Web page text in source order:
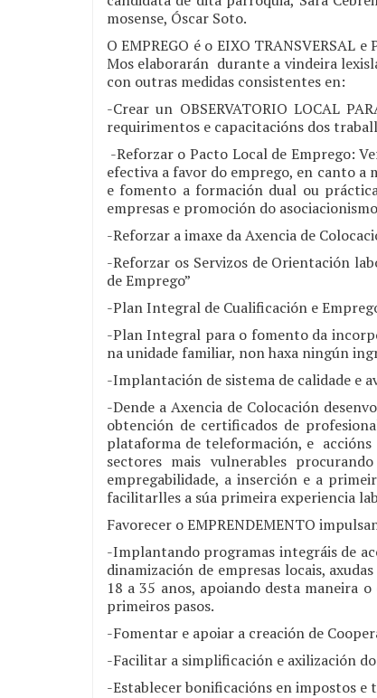
mosense, Óscar Soto.
O EMPREGO é o EIXO TRANSVERSAL
Mos elaborarán durante a vindeira
con outras medidas consistentes en:
-Crear un OBSERVATORIO LOCAL
requirimentos e capacitacións dos
-Reforzar o Pacto Local de Emprego:
efectiva a favor do emprego, en canto
e fomento a formación dual ou
empresas e promoción do
-Reforzar a imaxe da Axencia de
-Reforzar os Servizos de Orientación
de Emprego”
-Plan Integral de Cualificación e
-Plan Integral para o fomento da
na unidade familiar, non haxa ningún
-Implantación de sistema de calidade e
-Dende a Axencia de Colocación
obtención de certificados de
plataforma de teleformación, e accións
sectores mais vulnerables
empregabilidade, a inserción e a
facilitarlles a súa primeira experiencia
Favorecer o EMPRENDEMENTO
-Implantando programas integráis de
dinamización de empresas locais,
18 a 35 anos, apoiando desta maneira
primeiros pasos.
-Fomentar e apoiar a creación de
-Facilitar a simplificación e axilización
-Establecer bonificacións en impostos e